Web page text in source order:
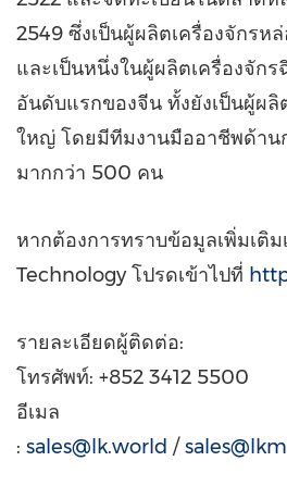
2549 ซึ่งเป็นผู้ผลิตเครื่องจักรห
และเป็นหนึ่งในผู้ผลิตเครื่องจัก
อันดับแรกของจีน ทั้งยังเป็นผู้ผลิ
ใหญ่ โดยมีทีมงานมืออาชีพด้าน
มากกว่า 500 คน
หากต้องการทราบข้อมูลเพิ่มเติม
Technology โปรดเข้าไปที่
รายละเอียดผู้ติดต่อ:
โทรศัพท์: +852 3412 5500
อีเมล
: sales@lk.world /